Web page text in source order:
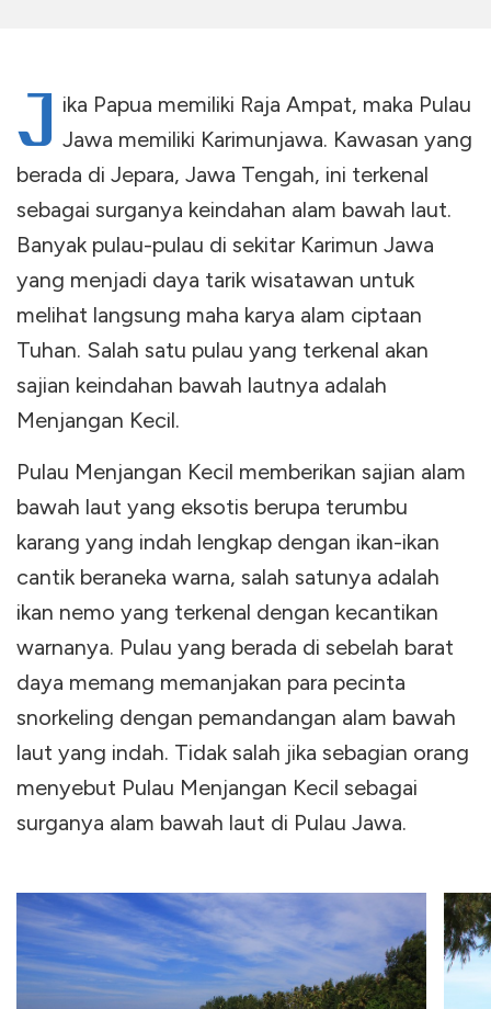
J ika Papua memiliki Raja Ampat, maka Pulau
Jawa memiliki Karimunjawa. Kawasan yang
berada di Jepara, Jawa Tengah, ini terkenal
sebagai surganya keindahan alam bawah laut.
Banyak pulau-pulau di sekitar Karimun Jawa
yang menjadi daya tarik wisatawan untuk
melihat langsung maha karya alam ciptaan
Tuhan. Salah satu pulau yang terkenal akan
sajian keindahan bawah lautnya adalah
Menjangan Kecil.
Pulau Menjangan Kecil memberikan sajian alam
bawah laut yang eksotis berupa terumbu
karang yang indah lengkap dengan ikan-ikan
cantik beraneka warna, salah satunya adalah
ikan nemo yang terkenal dengan kecantikan
warnanya. Pulau yang berada di sebelah barat
daya memang memanjakan para pecinta
snorkeling dengan pemandangan alam bawah
laut yang indah. Tidak salah jika sebagian orang
menyebut Pulau Menjangan Kecil sebagai
surganya alam bawah laut di Pulau Jawa.